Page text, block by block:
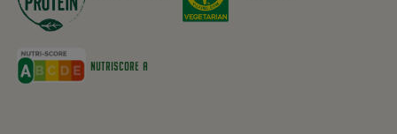
NUTRISCORE A